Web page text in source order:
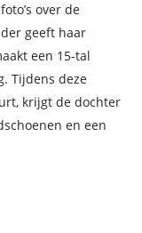
over de
geeft haar
een 15-tal
Tijdens deze
krijgt de dochter
en een